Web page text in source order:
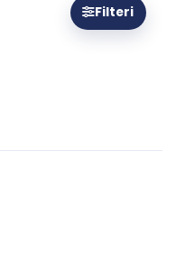
Filteri